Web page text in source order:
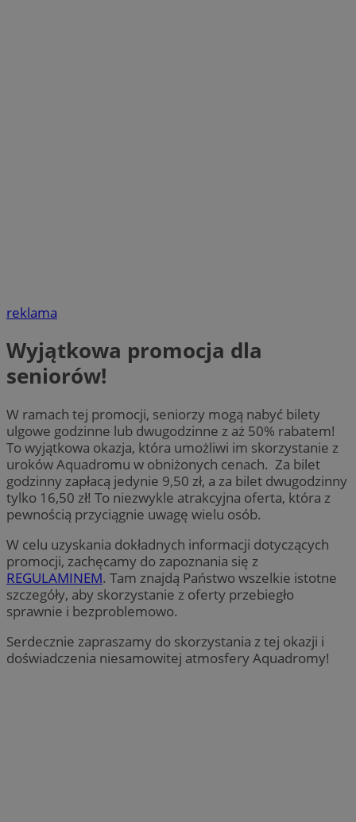
reklama
Wyjątkowa promocja dla
seniorów!
W ramach tej promocji, seniorzy mogą nabyć bilety
ulgowe godzinne lub dwugodzinne z aż 50% rabatem!
To wyjątkowa okazja, która umożliwi im skorzystanie z
uroków Aquadromu w obniżonych cenach. Za bilet
godzinny zapłacą jedynie 9,50 zł, a za bilet dwugodzinny
tylko 16,50 zł! To niezwykle atrakcyjna oferta, która z
pewnością przyciągnie uwagę wielu osób.
W celu uzyskania dokładnych informacji dotyczących
promocji, zachęcamy do zapoznania się z
REGULAMINEM. Tam znajdą Państwo wszelkie istotne
szczegóły, aby skorzystanie z oferty przebiegło
sprawnie i bezproblemowo.
Serdecznie zapraszamy do skorzystania z tej okazji i
doświadczenia niesamowitej atmosfery Aquadromy!